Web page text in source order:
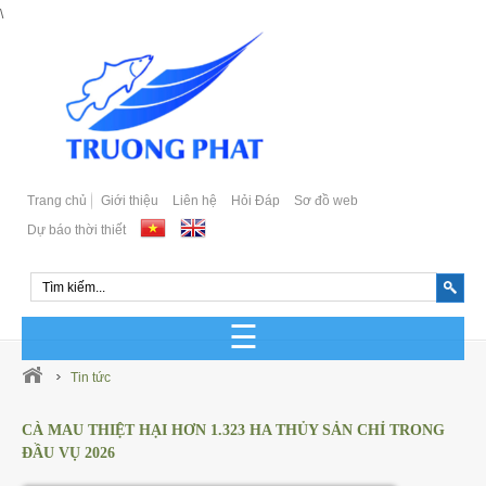
\
Trang chủ Giới thiệu Liên hệ Hỏi Đáp
Sơ đồ web
Dự báo thời thiết
Cá Bớp Giống Chất Lượng
GIỐNG CÁ BIỂN TỰ NHIÊN
Tin tức
CÀ MAU THIỆT HẠI HƠN 1.323 HA THỦY SẢN CHỈ TRONG
ĐẦU VỤ 2026